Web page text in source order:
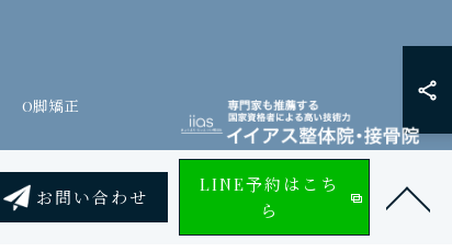
お問い合わせ
LINE予約はこち
ら
O脚矯正